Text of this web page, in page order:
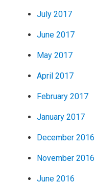
July 2017
June 2017
May 2017
April 2017
February 2017
January 2017
December 2016
November 2016
June 2016